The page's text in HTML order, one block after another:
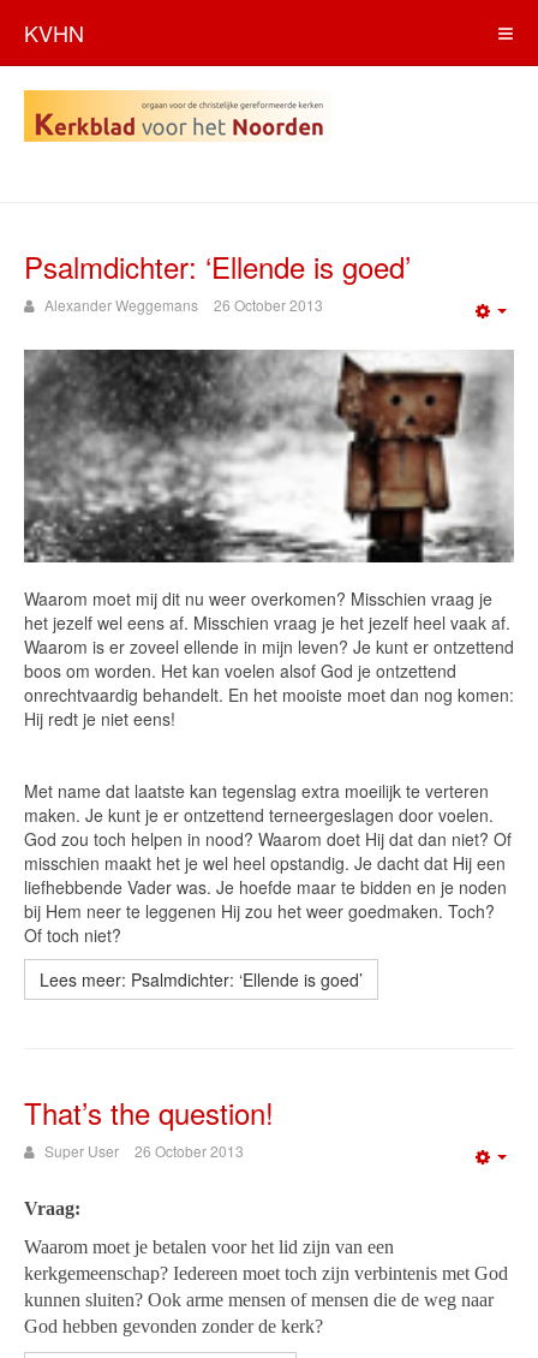
KVHN
Psalmdichter: ‘Ellende is goed’
Alexander Weggemans 26 October 2013
Waarom moet mij dit nu weer overkomen? Misschien vraag je
het jezelf wel eens af. Misschien vraag je het jezelf heel vaak af.
Waarom is er zoveel ellende in mijn leven? Je kunt er ontzettend
boos om worden. Het kan voelen alsof God je ontzettend
onrechtvaardig behandelt. En het mooiste moet dan nog komen:
Hij redt je niet eens!
Met name dat laatste kan tegenslag extra moeilijk te verteren
maken. Je kunt je er ontzettend terneergeslagen door voelen.
God zou toch helpen in nood? Waarom doet Hij dat dan niet? Of
misschien maakt het je wel heel opstandig. Je dacht dat Hij een
liefhebbende Vader was. Je hoefde maar te bidden en je noden
bij Hem neer te leggenen Hij zou het weer goedmaken. Toch?
Of toch niet?
Lees meer: Psalmdichter: ‘Ellende is goed’
That’s the question!
Super User 26 October 2013
Vraag:
Waarom moet je betalen voor het lid zijn van een
kerkgemeenschap? Iedereen moet toch zijn verbintenis met God
kunnen sluiten? Ook arme mensen of mensen die de weg naar
God hebben gevonden zonder de kerk?